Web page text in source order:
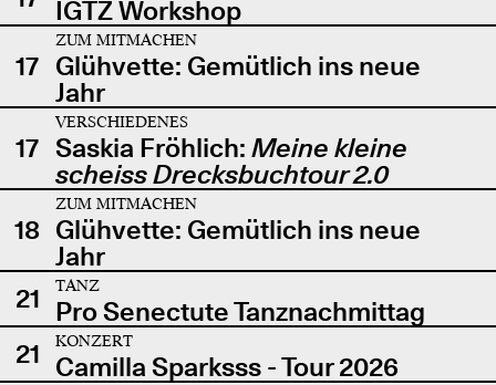
IGTZ Workshop
17
ZUM MITMACHEN
Glühvette: Gemütlich ins neue
Jahr
17
VERSCHIEDENES
Saskia Fröhlich: Meine kleine
scheiss Drecksbuchtour 2.0
18
ZUM MITMACHEN
Glühvette: Gemütlich ins neue
Jahr
21
TANZ
Pro Senectute Tanznachmittag
21
KONZERT
Camilla Sparksss - Tour 2026